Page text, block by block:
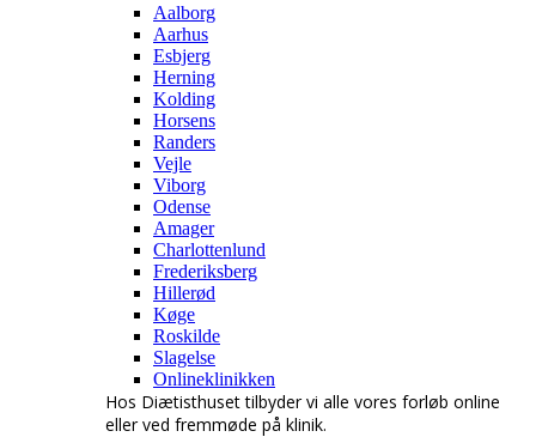
Aalborg
Aarhus
Esbjerg
Herning
Kolding
Horsens
Randers
Vejle
Viborg
Odense
Amager
Charlottenlund
Frederiksberg
Hillerød
Køge
Roskilde
Slagelse
Onlineklinikken
Hos Diætisthuset tilbyder vi alle vores forløb online
eller ved fremmøde på klinik.